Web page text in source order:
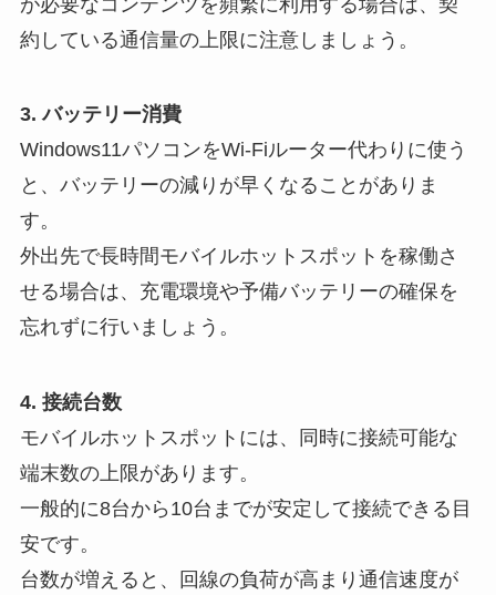
約している通信量の上限に注意しましょう。
3. バッテリー消費
Windows11パソコンをWi-Fiルーター代わりに使う
と、バッテリーの減りが早くなることがありま
す。
外出先で長時間モバイルホットスポットを稼働さ
せる場合は、充電環境や予備バッテリーの確保を
忘れずに行いましょう。
4. 接続台数
モバイルホットスポットには、同時に接続可能な
端末数の上限があります。
一般的に8台から10台までが安定して接続できる目
安です。
台数が増えると、回線の負荷が高まり通信速度が